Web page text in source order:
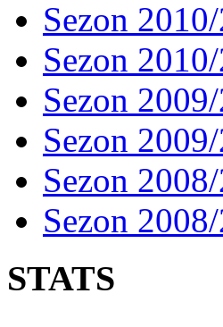
Sezon
Sezon
Sezon
Sezon
Sezon
Sezon
STATS